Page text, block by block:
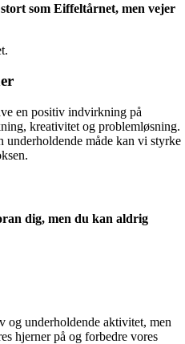
som Eiffeltårnet, men vejer
en positiv indvirkning på
kreativitet og problemløsning.
underholdende måde kan vi styrke
dig, men du kan aldrig
og underholdende aktivitet, men
hjerner på og forbedre vores